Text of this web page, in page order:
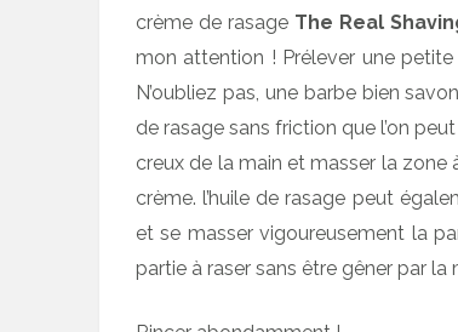
crème de rasage The Real
mon attention ! Prélever une
N’oubliez pas, une barbe bien
de rasage sans friction que l’on
creux de la main et masser la zone
crème. l’huile de rasage peut
et se masser vigoureusement la
partie à raser sans être gêner par